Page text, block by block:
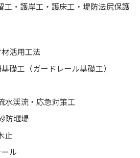
工・護岸工・護床工・堤防法尻保護
活用工法
礎工（ガードレール基礎工）
水渓流・応急対策工
防堰堤
止
ル